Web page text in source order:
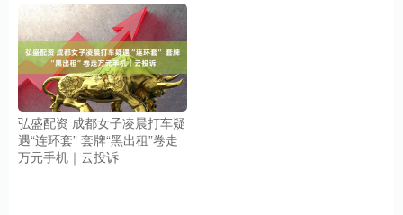
弘盛配资 成都女子凌晨打车疑
遇“连环套” 套牌“黑出租”卷走
万元手机｜云投诉